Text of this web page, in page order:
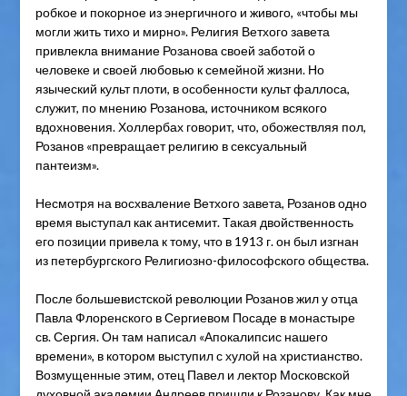
робкое и покорное из энергичного и живого, «чтобы мы
могли жить тихо и мирно». Религия Ветхого завета
привлекла внимание Розанова своей заботой о
человеке и своей любовью к семейной жизни. Но
языческий культ плоти, в особенности культ фаллоса,
служит, по мнению Розанова, источником всякого
вдохновения. Холлербах говорит, что, обожествляя пол,
Розанов «превращает религию в сексуальный
пантеизм».
Несмотря на восхваление Ветхого завета, Розанов одно
время выступал как антисемит. Такая двойственность
его позиции привела к тому, что в 1913 г. он был изгнан
из петербургского Религиозно-философского общества.
После большевистской революции Розанов жил у отца
Павла Флоренского в Сергиевом Посаде в монастыре
св. Сергия. Он там написал «Апокалипсис нашего
времени», в котором выступил с хулой на христианство.
Возмущенные этим, отец Павел и лектор Московской